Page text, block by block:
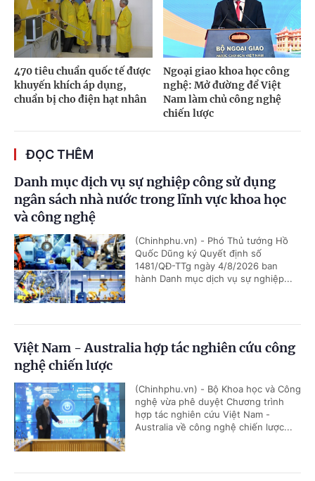
470 tiêu chuẩn quốc tế được
khuyến khích áp dụng,
chuẩn bị cho điện hạt nhân
Ngoại giao khoa học công
nghệ: Mở đường để Việt
Nam làm chủ công nghệ
chiến lược
ĐỌC THÊM
Danh mục dịch vụ sự nghiệp công sử dụng
ngân sách nhà nước trong lĩnh vực khoa học
và công nghệ
(Chinhphu.vn) - Phó Thủ tướng Hồ
Quốc Dũng ký Quyết định số
1481/QĐ-TTg ngày 4/8/2026 ban
hành Danh mục dịch vụ sự nghiệp...
Việt Nam - Australia hợp tác nghiên cứu công
nghệ chiến lược
(Chinhphu.vn) - Bộ Khoa học và Công
nghệ vừa phê duyệt Chương trình
hợp tác nghiên cứu Việt Nam -
Australia về công nghệ chiến lược...